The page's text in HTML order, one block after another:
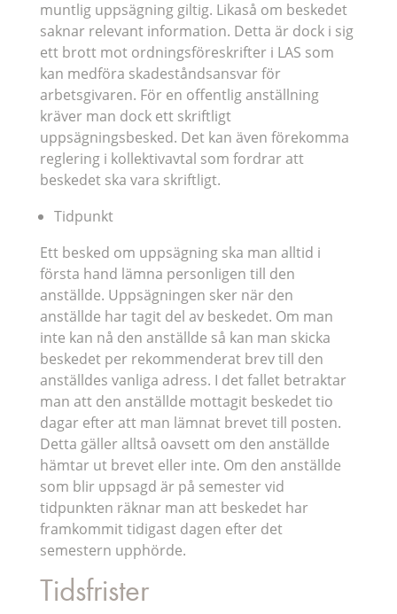
muntlig uppsägning giltig. Likaså om beskedet
saknar relevant information. Detta är dock i sig
ett brott mot ordningsföreskrifter i LAS som
kan medföra skadeståndsansvar för
arbetsgivaren. För en offentlig anställning
kräver man dock ett skriftligt
uppsägningsbesked. Det kan även förekomma
reglering i kollektivavtal som fordrar att
beskedet ska vara skriftligt.
Tidpunkt
Ett besked om uppsägning ska man alltid i
första hand lämna personligen till den
anställde. Uppsägningen sker när den
anställde har tagit del av beskedet. Om man
inte kan nå den anställde så kan man skicka
beskedet per rekommenderat brev till den
anställdes vanliga adress. I det fallet betraktar
man att den anställde mottagit beskedet tio
dagar efter att man lämnat brevet till posten.
Detta gäller alltså oavsett om den anställde
hämtar ut brevet eller inte. Om den anställde
som blir uppsagd är på semester vid
tidpunkten räknar man att beskedet har
framkommit tidigast dagen efter det
semestern upphörde.
Tidsfrister